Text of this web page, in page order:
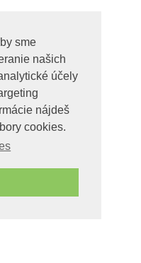
sme
našich
účely
nájdeš
cookies.